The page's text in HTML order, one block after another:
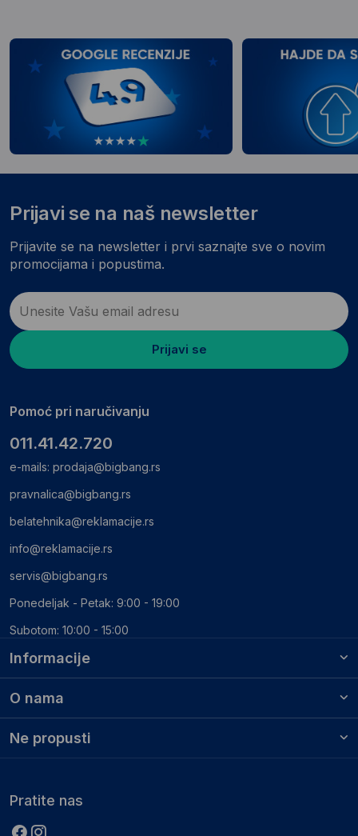
Informacije
O nama
Ne propusti
Prijavi se na naš newsletter
Prijavite se na newsletter i prvi saznajte sve o novim
promocijama i popustima.
Prijavi se
Pomoć pri naručivanju
011.41.42.720
e-mails: prodaja@bigbang.rs
pravnalica@bigbang.rs
belatehnika@reklamacije.rs
info@reklamacije.rs
servis@bigbang.rs
Ponedeljak - Petak: 9:00 - 19:00
Subotom: 10:00 - 15:00
Pratite nas